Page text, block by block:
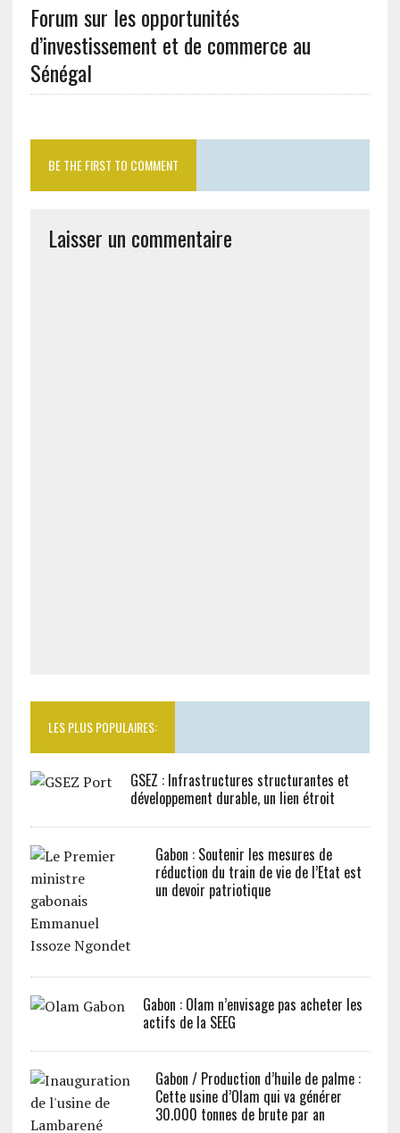
Forum sur les opportunités
d’investissement et de commerce au
Sénégal
BE THE FIRST TO COMMENT
Laisser un commentaire
LES PLUS POPULAIRES:
GSEZ : Infrastructures structurantes et
développement durable, un lien étroit
Gabon : Soutenir les mesures de
réduction du train de vie de l’Etat est
un devoir patriotique
Gabon : Olam n’envisage pas acheter les
actifs de la SEEG
Gabon / Production d’huile de palme :
Cette usine d’Olam qui va générer
30.000 tonnes de brute par an